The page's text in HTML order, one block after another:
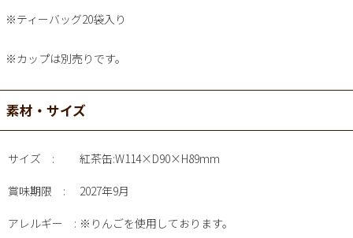
※ティーバッグ20袋入り
※カップは別売りです。
素材・サイズ
サイズ 紅茶缶:W114×D90×H89mm
賞味期限 2027年9月
アレルギー ※りんごを使用しております。